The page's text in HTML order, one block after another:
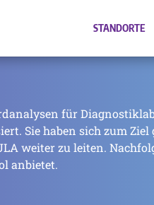
STANDORTE
für
Sie haben sich zum
weiter zu leiten.
anbietet.